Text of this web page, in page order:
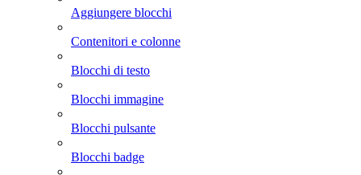
Aggiungere blocchi
Contenitori e colonne
Blocchi di testo
Blocchi immagine
Blocchi pulsante
Blocchi badge